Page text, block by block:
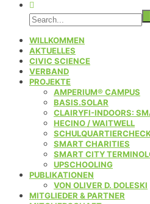
WILLKOMMEN
AKTUELLES
CIVIC SCIENCE
VERBAND
PROJEKTE
AMPERIUM® CAMPUS
BASIS.SOLAR
CLAIRYFI-INDOORS:
HECINO / WAITWELL
SMART CHARITIES
SMART CITY
UPSCHOOLING
PUBLIKATIONEN
VON OLIVER D. DOLESKI
MITGLIEDER & PARTNER